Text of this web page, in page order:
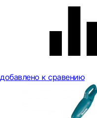
добавлено к сравению